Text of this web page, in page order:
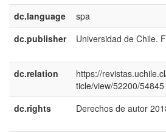
dc.language
spa
dc.publisher
Universidad de Chile.
dc.relation
https://
ticle/view/52200/54845
dc.rights
Derechos de autor